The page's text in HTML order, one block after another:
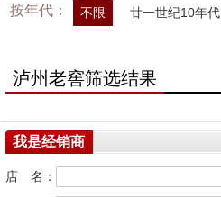
按年代： 不限 廿一世纪10年代
泸州老窖筛选结果
我是经销商
店 名：